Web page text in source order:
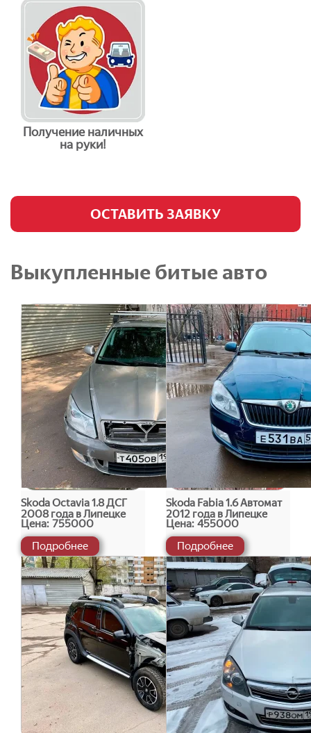
Получение наличных
на руки!
ОСТАВИТЬ ЗАЯВКУ
Выкупленные битые авто
Skoda Octavia 1.8 ДСГ
2008 года в Липецке
Цена: 755000
Подробнее
Skoda Fabia 1.6 Автомат
2012 года в Липецке
Цена: 455000
Подробнее